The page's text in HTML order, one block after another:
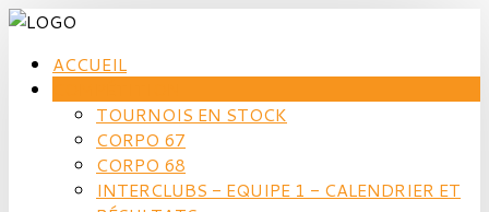
ACCUEIL
TOURNOIS EN STOCK
CORPO 67
CORPO 68
INTERCLUBS - EQUIPE 1 - CALENDRIER ET